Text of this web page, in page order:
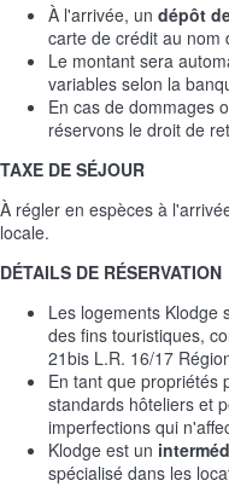
À l'arrivée, un dépôt
carte de crédit au nom
Le montant sera
variables selon la
En cas de dommages
réservons le droit de
TAXE DE SÉJOUR
À régler en espèces à
locale.
DÉTAILS DE RÉSERVATION
Les logements Klodge
des fins touristiques,
21bis L.R. 16/17
En tant que propriétés
standards hôteliers et
imperfections qui
Klodge est un
spécialisé dans les